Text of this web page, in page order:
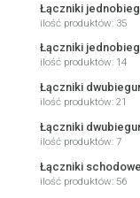
Łączniki
ilość produktów: 35
Łączniki
ilość produktów: 14
Łączniki
ilość produktów: 21
Łączniki
ilość produktów: 7
Łączniki
ilość produktów: 56